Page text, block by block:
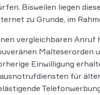
Bisweilen liegen
zu Grunde, im
vergleichbaren Anruf
Malteserorden
Einwilligung
für